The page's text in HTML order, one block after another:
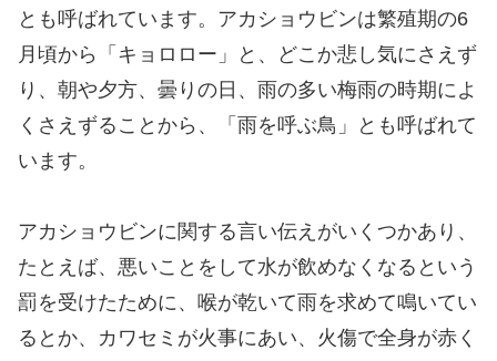
とも呼ばれています。アカショウビンは繁殖期の6
月頃から「キョロロー」と、どこか悲し気にさえず
り、朝や夕方、曇りの日、雨の多い梅雨の時期によ
くさえずることから、「雨を呼ぶ鳥」とも呼ばれて
います。
アカショウビンに関する言い伝えがいくつかあり、
たとえば、悪いことをして水が飲めなくなるという
罰を受けたために、喉が乾いて雨を求めて鳴いてい
るとか、カワセミが火事にあい、火傷で全身が赤く